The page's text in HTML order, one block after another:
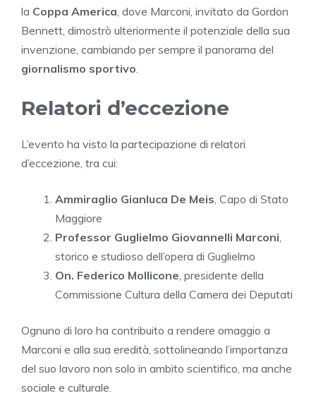
la Coppa America , dove Marconi, invitato da Gordon
Bennett, dimostrò ulteriormente il potenziale della sua
invenzione, cambiando per sempre il panorama del
giornalismo sportivo
Relatori d’eccezione
L’evento ha visto la partecipazione di relatori
d’eccezione, tra cui:
Ammiraglio Gianluca De Meis , Capo di Stato
Maggiore
Professor Guglielmo Giovannelli Marconi
storico e studioso dell’opera di Guglielmo
On. Federico Mollicone , presidente della
Commissione Cultura della Camera dei Deputati
Ognuno di loro ha contribuito a rendere omaggio a
Marconi e alla sua eredità, sottolineando l’importanza
del suo lavoro non solo in ambito scientifico, ma anche
sociale e culturale.